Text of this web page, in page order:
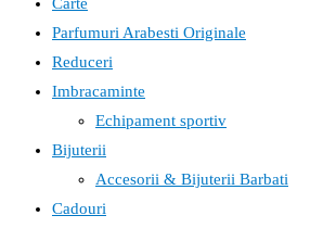
Parfumuri Arabesti Originale
Reduceri
Imbracaminte
Echipament sportiv
Bijuterii
Accesorii & Bijuterii Barbati
Cadouri